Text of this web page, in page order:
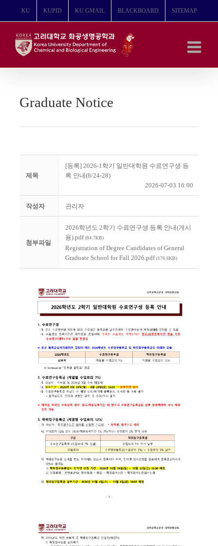
뛰
KU KUPID KU GMAIL BLACKBOARD SITEMAP
Graduate Notice
제목
[등록] 2026-1학기 일반대학원 수료연구생 등
록 안내(8/24-28)
2026-07-03 16:00
작성자 관리자
첨부파일
2026학년도 2학기 수료연구생 등록 안내(게시
용).pdf(84.7KB)
Registration of Degree Candidates of General
Graduate School for Fall 2026.pdf(176.6KB)